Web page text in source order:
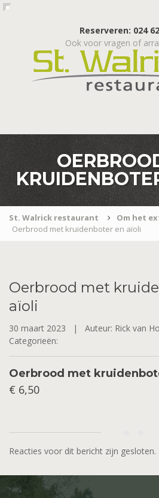
Reserveren: 024
Ook voor vragen of
St. Walrick restaurant
Om het
Oerbrood met kruidenboter en aïoli
Oerbrood met
aïoli
30 maart 2023 | Auteur: Rick van
Categorieën:
Oerbrood met
€ 6,50
Reacties voor dit bericht zijn gesloten.